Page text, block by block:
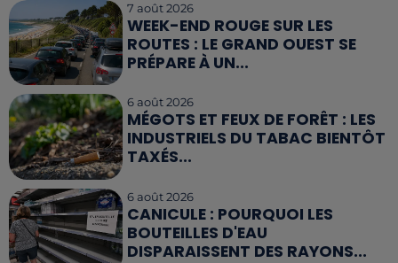
7 août 2026
WEEK-END ROUGE SUR LES
ROUTES : LE GRAND OUEST SE
PRÉPARE À UN...
6 août 2026
MÉGOTS ET FEUX DE FORÊT : LES
INDUSTRIELS DU TABAC BIENTÔT
TAXÉS...
6 août 2026
CANICULE : POURQUOI LES
BOUTEILLES D'EAU
DISPARAISSENT DES RAYONS...